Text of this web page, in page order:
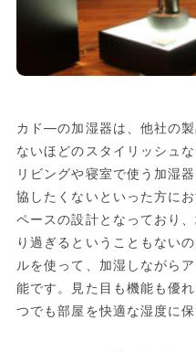
カド―の加湿器は、他社の
ないほどのスタイリッシュ
リビングや寝室で使う加湿
協したくないといった方に
ペースの設計となっており
り過ぎるということもない
ルを使って、加湿しながら
能です。見た目も機能も優
つでも部屋を快適な湿度に保